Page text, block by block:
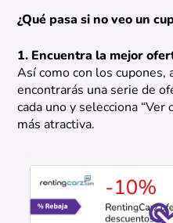
¿Qué pasa si no veo un
1. Encuentra la mejor
Así como con los cupones,
encontrarás una serie de
cada uno y selecciona “Ver
más atractiva.